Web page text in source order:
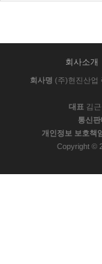
회사소개
회사명 (주)현진산업
대표 김근
통신
개인정보 보호책
Copyright ©